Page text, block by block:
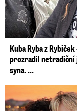
Kuba Ryba z Rybiček
prozradil netradiční
syna. ...
Bývalá reportérka